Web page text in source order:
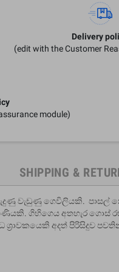
Delivery
(edit with the Customer
module)
SHIPPING &
වැඩුණු ගෙවිලියකි. පාසල්
ගිහිගෙය අතහැර
අදත් පිරිසිදුව